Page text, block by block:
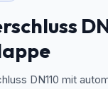
DN110 mit